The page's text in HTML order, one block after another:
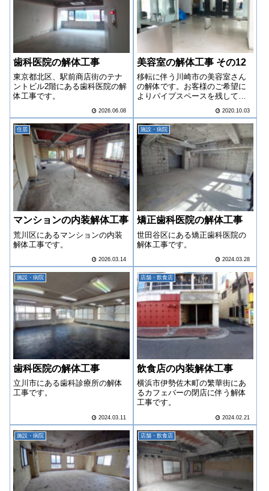
歯科医院の解体工事
東京都北区、駅前商店街のテナ
ントビル2階にある歯科医院の解
体工事です。
2026.06.08
美容室の解体工事 その12
移転に伴う川崎市の美容室さん
の解体です。お客様のご希望に
よりパイプスペースを残しての
2020.10.03
住居
マンションの内装解体工事
荒川区にあるマンションの内装
解体工事です。
2026.03.14
施設・病院
矯正歯科医院の解体工事
世田谷区にある矯正歯科医院の
解体工事です。
2024.03.28
施設・病院
歯科医院の解体工事
立川市にある歯科診療所の解体
工事です。
2024.03.11
店舗・飲食店
飲食店の内装解体工事
横浜市伊勢佐木町の繁華街にあ
るカフェバーの閉店に伴う解体
工事です。
2024.02.21
施設・病院 店舗・飲食店